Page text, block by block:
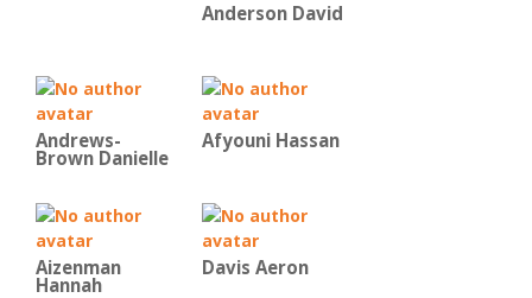
Anderson David
Andrews-
Brown Danielle
Afyouni Hassan
Aizenman
Hannah
Davis Aeron